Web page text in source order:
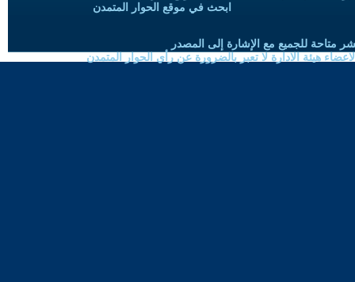
ابحث في موقع الحوار المتمدن
متاحة للجميع مع الإشارة إلى المصدر
هيئة الادارة لا تعبر بالضرورة عن رأي الحوار المتمدن